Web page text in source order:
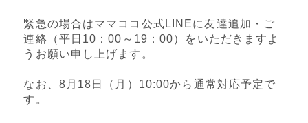
緊急の場合はママココ公式LINEに友達追加・ご
連絡（平日10：00～19：00）をいただきますよ
うお願い申し上げます。
なお、8月18日（月）10:00から通常対応予定で
す。